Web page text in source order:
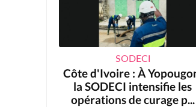
SODECI
Côte d'Ivoire : À
la SODECI intensifie les
opérations de curage p...